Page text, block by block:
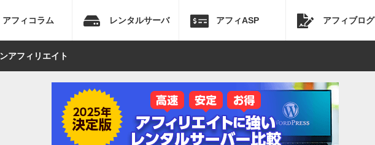
アフィコラム レンタルサーバ アフィASP アフィブログ
アフィリエイト